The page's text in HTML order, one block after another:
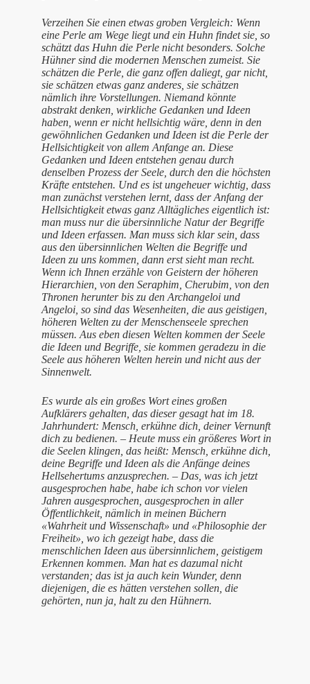
Verzeihen Sie einen etwas groben Vergleich: Wenn
eine Perle am Wege liegt und ein Huhn findet sie, so
schätzt das Huhn die Perle nicht besonders. Solche
Hühner sind die modernen Menschen zumeist. Sie
schätzen die Perle, die ganz offen daliegt, gar nicht,
sie schätzen etwas ganz anderes, sie schätzen
nämlich ihre Vorstellungen. Niemand könnte
abstrakt denken, wirkliche Gedanken und Ideen
haben, wenn er nicht hellsichtig wäre, denn in den
gewöhnlichen Gedanken und Ideen ist die Perle der
Hellsichtigkeit von allem Anfange an. Diese
Gedanken und Ideen entstehen genau durch
denselben Prozess der Seele, durch den die höchsten
Kräfte entstehen. Und es ist ungeheuer wichtig, dass
man zunächst verstehen lernt, dass der Anfang der
Hellsichtigkeit etwas ganz Alltägliches eigentlich ist:
man muss nur die übersinnliche Natur der Begriffe
und Ideen erfassen. Man muss sich klar sein, dass
aus den übersinnlichen Welten die Begriffe und
Ideen zu uns kommen, dann erst sieht man recht.
Wenn ich Ihnen erzähle von Geistern der höheren
Hierarchien, von den Seraphim, Cherubim, von den
Thronen herunter bis zu den Archangeloi und
Angeloi, so sind das Wesenheiten, die aus geistigen,
höheren Welten zu der Menschenseele sprechen
müssen. Aus eben diesen Welten kommen der Seele
die Ideen und Begriffe, sie kommen geradezu in die
Seele aus höheren Welten herein und nicht aus der
Sinnenwelt.
Es wurde als ein großes Wort eines großen
Aufklärers gehalten, das dieser gesagt hat im 18.
Jahrhundert: Mensch, erkühne dich, deiner Vernunft
dich zu bedienen. – Heute muss ein größeres Wort in
die Seelen klingen, das heißt: Mensch, erkühne dich,
deine Begriffe und Ideen als die Anfänge deines
Hellsehertums anzusprechen. – Das, was ich jetzt
ausgesprochen habe, habe ich schon vor vielen
Jahren ausgesprochen, ausgesprochen in aller
Öffentlichkeit, nämlich in meinen Büchern
«Wahrheit und Wissenschaft» und «Philosophie der
Freiheit», wo ich gezeigt habe, dass die
menschlichen Ideen aus übersinnlichem, geistigem
Erkennen kommen. Man hat es dazumal nicht
verstanden; das ist ja auch kein Wunder, denn
diejenigen, die es hätten verstehen sollen, die
gehörten, nun ja, halt zu den Hühnern.